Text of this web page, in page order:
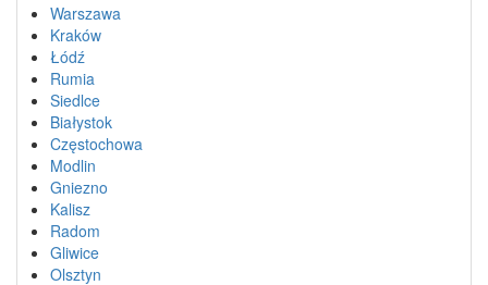
Warszawa
Kraków
Łódź
Rumia
Siedlce
Białystok
Częstochowa
Modlin
Gniezno
Kalisz
Radom
Gliwice
Olsztyn